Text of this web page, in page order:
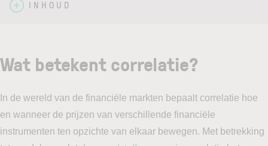
INHOUD
Wat betekent correlatie?
In de wereld van de financiële markten bepaalt correlatie hoe
en wanneer de prijzen van verschillende financiële
instrumenten ten opzichte van elkaar bewegen. Met betrekking